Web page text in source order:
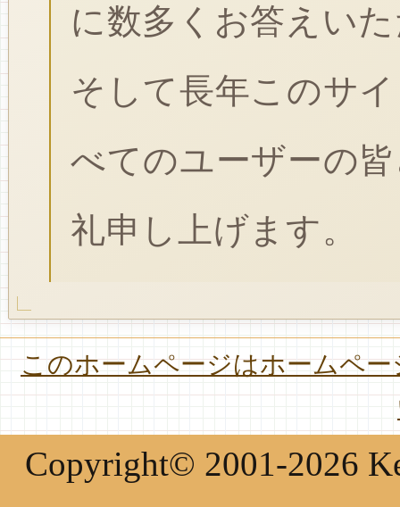
に数多くお答えい
そして長年このサ
べてのユーザーの
礼申し上げます。
このホームページはホームペ
Copyright© 2001-2026